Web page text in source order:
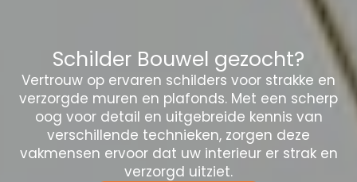
Schilder Bouwel gezocht?
Vertrouw op ervaren schilders voor strakke en
verzorgde muren en plafonds. Met een scherp
oog voor detail en uitgebreide kennis van
verschillende technieken, zorgen deze
vakmensen ervoor dat uw interieur er strak en
verzorgd uitziet.